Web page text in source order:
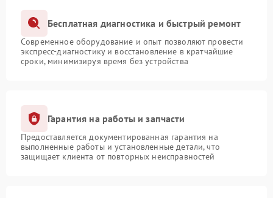
Бесплатная диагностика и быстрый ремонт
Современное оборудование и опыт позволяют провести
экспресс-диагностику и восстановление в кратчайшие
сроки, минимизируя время без устройства
Гарантия на работы и запчасти
Предоставляется документированная гарантия на
выполненные работы и установленные детали, что
защищает клиента от повторных неисправностей